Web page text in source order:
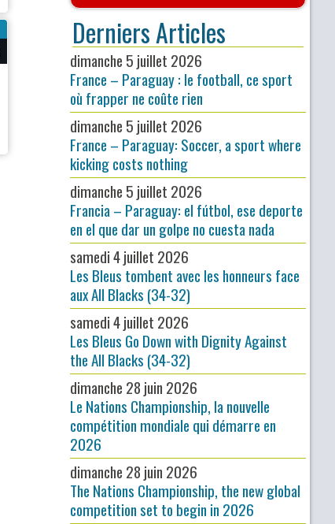
Derniers Articles
dimanche 5 juillet 2026
France – Paraguay : le football, ce sport
où frapper ne coûte rien
dimanche 5 juillet 2026
France – Paraguay: Soccer, a sport where
kicking costs nothing
dimanche 5 juillet 2026
Francia – Paraguay: el fútbol, ese deporte
en el que dar un golpe no cuesta nada
samedi 4 juillet 2026
Les Bleus tombent avec les honneurs face
aux All Blacks (34-32)
samedi 4 juillet 2026
Les Bleus Go Down with Dignity Against
the All Blacks (34-32)
dimanche 28 juin 2026
Le Nations Championship, la nouvelle
compétition mondiale qui démarre en
2026
dimanche 28 juin 2026
The Nations Championship, the new global
competition set to begin in 2026